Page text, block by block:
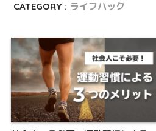
CATEGORY : ライフハック